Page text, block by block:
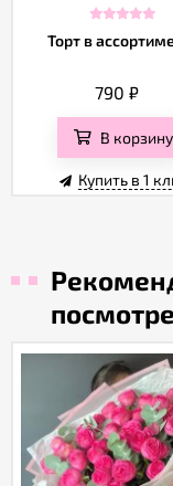
Торт в
790₽
В корзину
Купить в 1